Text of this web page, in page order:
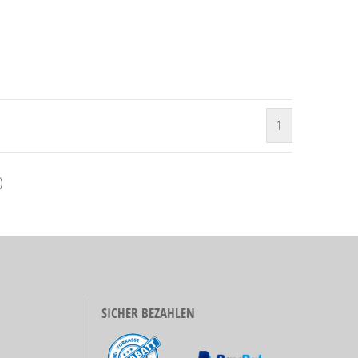
1
)
SICHER BEZAHLEN